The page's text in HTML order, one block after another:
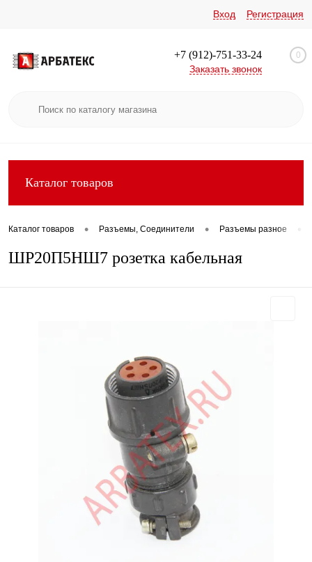
Вход Регистрация
+7 (912)-751-33-24
Заказать звонок
0
Каталог товаров
Каталог товаров • Разъемы, Соединители • Разъемы разное
ШР20П5НШ7 розетка кабельная